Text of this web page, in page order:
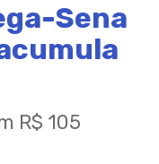
Sena
R$ 105